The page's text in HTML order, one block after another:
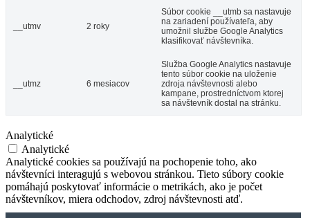
__utmv 2 roky
Súbor cookie __utmb sa nastavuje
na zariadení používateľa, aby
umožnil službe Google Analytics
klasifikovať návštevníka.
__utmz 6 mesiacov
Služba Google Analytics nastavuje
tento súbor cookie na uloženie
zdroja návštevnosti alebo
kampane, prostredníctvom ktorej
sa návštevník dostal na stránku.
Analytické
Analytické
Analytické cookies sa používajú na pochopenie toho, ako
návštevníci interagujú s webovou stránkou. Tieto súbory cookie
pomáhajú poskytovať informácie o metrikách, ako je počet
návštevníkov, miera odchodov, zdroj návštevnosti atď.